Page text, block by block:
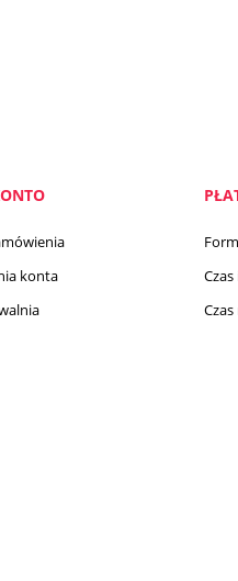
konta